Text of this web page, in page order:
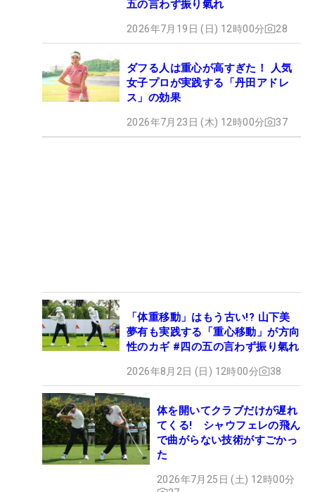
五の言わず振り氣れ
2026年7月19日 (日) 12時00分 28
ダフる人は重心が高すぎた！ 人気
女子プロが実践する「丹田アドレ
ス」の効果
2026年7月23日 (木) 12時00分 37
「体重移動」はもう古い!? 山下美
夢有も実践する「重心移動」が方向
性のカギ #四の五の言わず振り氣れ
2026年8月2日 (日) 12時00分 38
体を開いてクラブだけが遅れ
てくる! シャウフェレの飛ん
で曲がらない技術がすごかっ
た
2026年7月25日 (土) 12時00分